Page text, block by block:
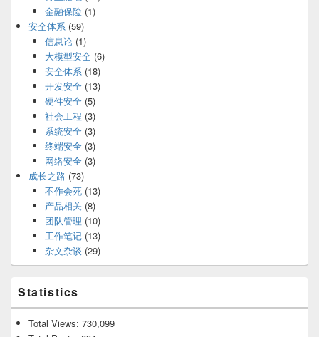
金融保险(1)
安全体系 (59)
信息论(1)
大模型安全(6)
安全体系(18)
开发安全(13)
硬件安全(5)
社会工程 (3)
系统安全(3)
终端安全(3)
网络安全(3)
成长之路 (73)
不作会死(13)
产品相关 (8)
团队管理 (10)
工作笔记(13)
杂文杂谈 (29)
Statistics
Total Views: 730,099